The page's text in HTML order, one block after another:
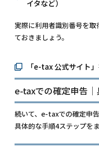
イタなど）
実際に利用者識別番号を
ておきましょう。
「e-tax 公式サイト
e-taxでの確定申告
続いて、e-taxでの確定申
具体的な手順4ステップを